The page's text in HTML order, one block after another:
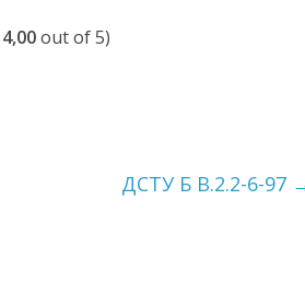
4,00out of 5)
ДСТУ Б В.2.2-6-97